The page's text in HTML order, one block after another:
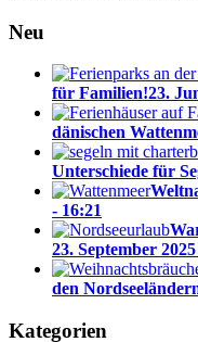
Neu
für Familien!23.
dänischen
Unterschiede für
- 16:21
23. September
den
Kategorien